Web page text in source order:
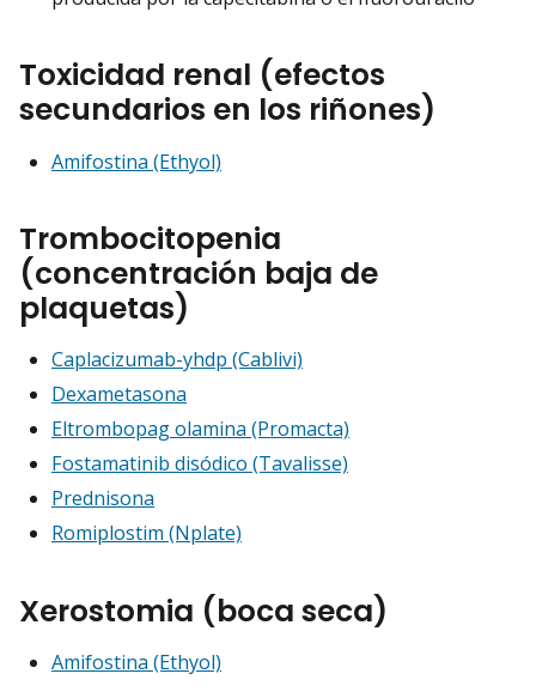
Toxicidad renal (efectos
secundarios en los riñones)
Amifostina (Ethyol)
Trombocitopenia
(concentración baja de
plaquetas)
Caplacizumab-yhdp (Cablivi)
Dexametasona
Eltrombopag olamina (Promacta)
Fostamatinib disódico (Tavalisse)
Prednisona
Romiplostim (Nplate)
Xerostomia (boca seca)
Amifostina (Ethyol)